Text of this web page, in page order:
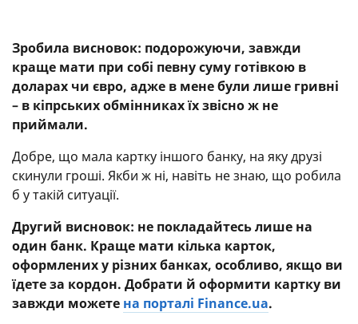
Зробила висновок: подорожуючи, завжди
краще мати при собі певну суму готівкою в
доларах чи євро, адже в мене були лише гривні
– в кіпрських обмінниках їх звісно ж не
приймали.
Добре, що мала картку іншого банку, на яку друзі
скинули гроші. Якби ж ні, навіть не знаю, що робила
б у такій ситуації.
Другий висновок: не покладайтесь лише на
один банк. Краще мати кілька карток,
оформлених у різних банках, особливо, якщо ви
їдете за кордон. Добрати й оформити картку ви
завжди можете на порталі Finance.ua.